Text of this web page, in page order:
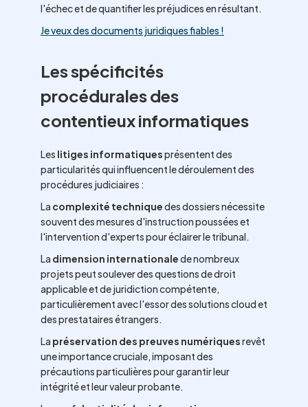
l'échec et de quantifier les préjudices en résultant.
Je veux des documents juridiques fiables !
Les spécificités
procédurales des
contentieux informatiques
Les litiges informatiquesprésentent des
particularités qui influencent le déroulement des
procédures judiciaires :
La complexité techniquedes dossiers nécessite
souvent des mesures d'instruction poussées et
l'intervention d'experts pour éclairer le tribunal.
La dimension internationalede nombreux
projets peut soulever des questions de droit
applicable et de juridiction compétente,
particulièrement avec l'essor des solutions cloud et
des prestataires étrangers.
La préservation des preuves numériquesrevêt
une importance cruciale, imposant des
précautions particulières pour garantir leur
intégrité et leur valeur probante.